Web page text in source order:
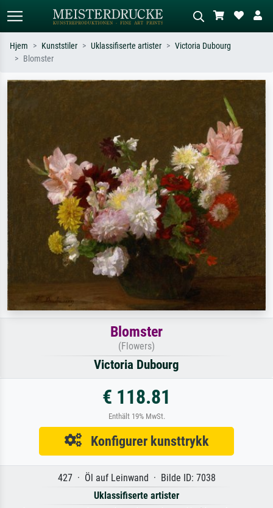
eng, abstrakt med mye rødt, mørkt
oljemaleri, stående akt ved et tre.
Hjem Kunststiler Uklassifiserte artister
Victoria Dubourg
Blomster
Blomster
(Flowers)
Victoria Dubourg
€ 118.81
Enthält 19% MwSt.
Konfigurer kunsttrykk
427 · Öl auf Leinwand · Bilde ID: 7038
Uklassifiserte artister